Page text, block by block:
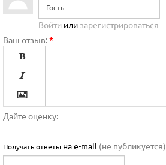
Войти или зарегистрироваться
Ваш отзыв:*






Дайте оценку:
Получать ответы на e-mail (не публикуется)